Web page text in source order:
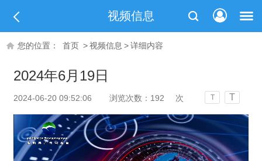
视频信息
您的位置： 首页 >视频信息 >详细内容
2024年6月19日
2024-06-20 09:52:06 浏览次数： 192 次 T T